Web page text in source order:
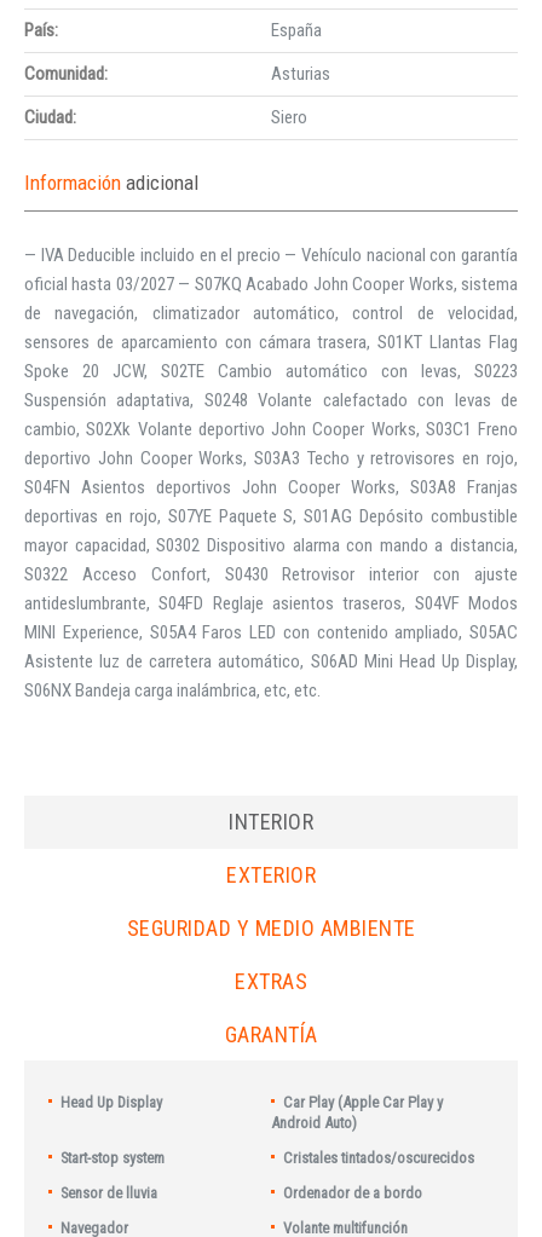
País:
España
Comunidad:
Asturias
Ciudad:
Siero
Información adicional
— IVA Deducible incluido en el precio — Vehículo nacional con garantía
oficial hasta 03/2027 — S07KQ Acabado John Cooper Works, sistema
de navegación, climatizador automático, control de velocidad,
sensores de aparcamiento con cámara trasera, S01KT Llantas Flag
Spoke 20 JCW, S02TE Cambio automático con levas, S0223
Suspensión adaptativa, S0248 Volante calefactado con levas de
cambio, S02Xk Volante deportivo John Cooper Works, S03C1 Freno
deportivo John Cooper Works, S03A3 Techo y retrovisores en rojo,
S04FN Asientos deportivos John Cooper Works, S03A8 Franjas
deportivas en rojo, S07YE Paquete S, S01AG Depósito combustible
mayor capacidad, S0302 Dispositivo alarma con mando a distancia,
S0322 Acceso Confort, S0430 Retrovisor interior con ajuste
antideslumbrante, S04FD Reglaje asientos traseros, S04VF Modos
MINI Experience, S05A4 Faros LED con contenido ampliado, S05AC
Asistente luz de carretera automático, S06AD Mini Head Up Display,
S06NX Bandeja carga inalámbrica, etc, etc.
INTERIOR
EXTERIOR
SEGURIDAD Y MEDIO AMBIENTE
EXTRAS
GARANTÍA
Head Up Display
Car Play (Apple Car Play y
Android Auto)
Start-stop system
Cristales tintados/oscurecidos
Sensor de lluvia
Ordenador de a bordo
Navegador
Volante multifunción